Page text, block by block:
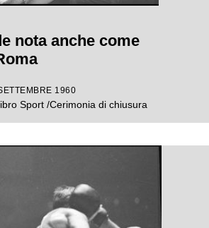
nota anche come
1960
Sport /Cerimonia di chiusura